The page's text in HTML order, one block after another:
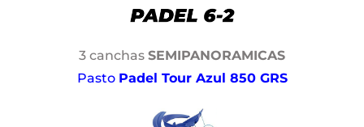
3 canchas SEMIPANORAMICAS
Pasto Padel Tour Azul 850 GRS